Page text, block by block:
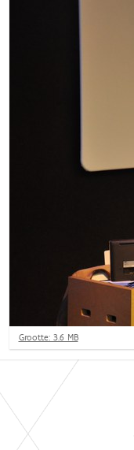
K
l
o
d
Grootte: 3.6 MB